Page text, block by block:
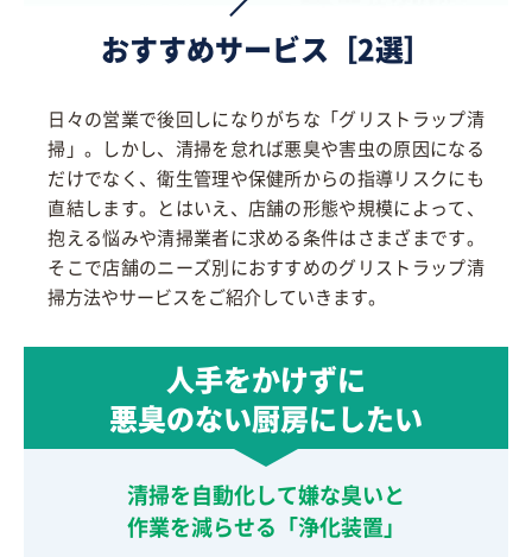
おすすめサービス［2選］
日々の営業で後回しになりがちな「グリストラップ清
掃」。しかし、清掃を怠れば悪臭や害虫の原因になる
だけでなく、衛生管理や保健所からの指導リスクにも
直結します。とはいえ、店舗の形態や規模によって、
抱える悩みや清掃業者に求める条件はさまざまです。
そこで店舗のニーズ別におすすめのグリストラップ清
掃方法やサービスをご紹介していきます。
人手をかけずに
悪臭のない厨房にしたい
清掃を自動化して嫌な臭いと
作業を減らせる「浄化装置」